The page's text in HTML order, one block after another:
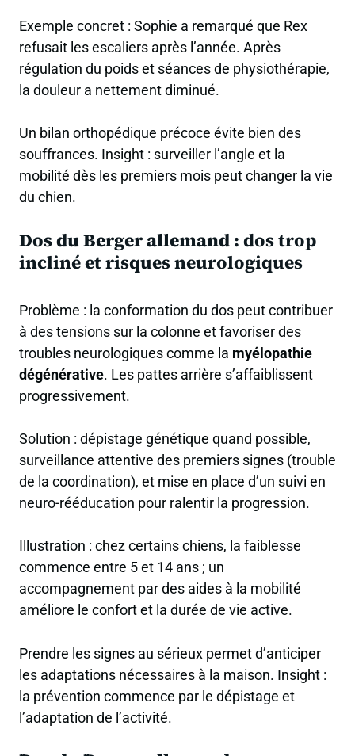
Exemple concret : Sophie a remarqué que Rex
refusait les escaliers après l’année. Après
régulation du poids et séances de physiothérapie,
la douleur a nettement diminué.
Un bilan orthopédique précoce évite bien des
souffrances. Insight : surveiller l’angle et la
mobilité dès les premiers mois peut changer la vie
du chien.
Dos du Berger allemand :dos trop
incliné et risques neurologiques
Problème : la conformation du dos peut contribuer
à des tensions sur la colonne et favoriser des
troubles neurologiques comme la myélopathie
dégénérative. Les pattes arrière s’affaiblissent
progressivement.
Solution : dépistage génétique quand possible,
surveillance attentive des premiers signes (trouble
de la coordination), et mise en place d’un suivi en
neuro-rééducation pour ralentir la progression.
Illustration : chez certains chiens, la faiblesse
commence entre 5 et 14 ans ; un
accompagnement par des aides à la mobilité
améliore le confort et la durée de vie active.
Prendre les signes au sérieux permet d’anticiper
les adaptations nécessaires à la maison. Insight :
la prévention commence par le dépistage et
l’adaptation de l’activité.